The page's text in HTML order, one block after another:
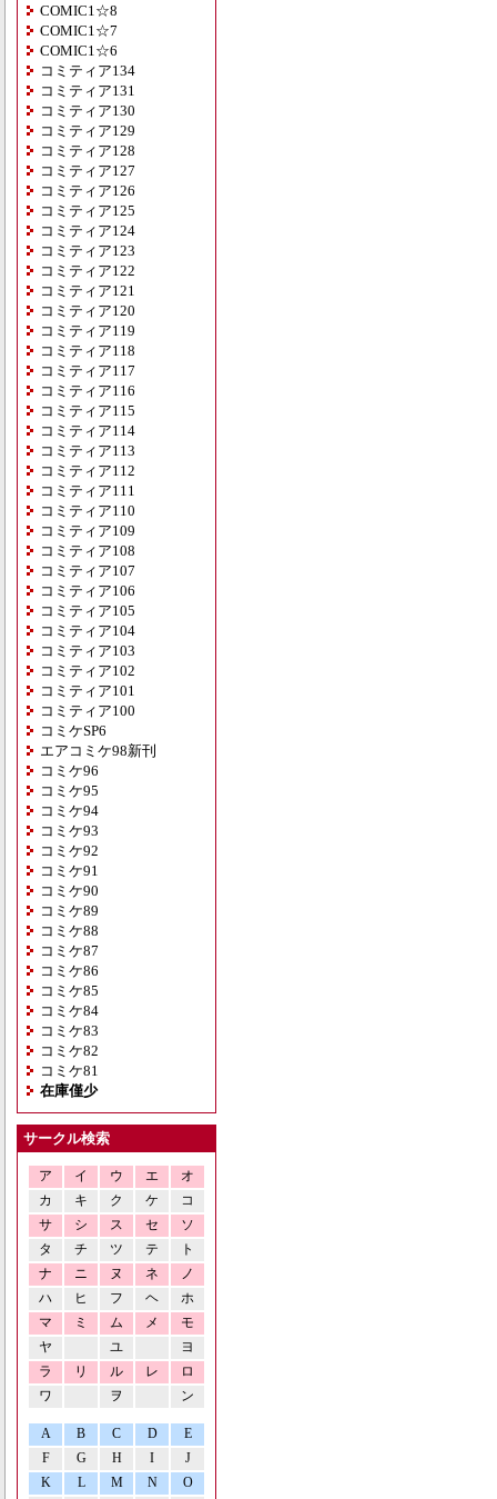
COMIC1☆8
COMIC1☆7
COMIC1☆6
コミティア134
コミティア131
コミティア130
コミティア129
コミティア128
コミティア127
コミティア126
コミティア125
コミティア124
コミティア123
コミティア122
コミティア121
コミティア120
コミティア119
コミティア118
コミティア117
コミティア116
コミティア115
コミティア114
コミティア113
コミティア112
コミティア111
コミティア110
コミティア109
コミティア108
コミティア107
コミティア106
コミティア105
コミティア104
コミティア103
コミティア102
コミティア101
コミティア100
コミケSP6
エアコミケ98新刊
コミケ96
コミケ95
コミケ94
コミケ93
コミケ92
コミケ91
コミケ90
コミケ89
コミケ88
コミケ87
コミケ86
コミケ85
コミケ84
コミケ83
コミケ82
コミケ81
在庫僅少
サークル検索
ア イ ウ エ
オ
カ
キ ク ケ
コ
サ
シ ス セ
ソ
タ
チ ツ テ
ト
ナ
ニ ヌ ネ
ノ
ハ
ヒ フ ヘ
ホ
マ
ミ ム メ
モ
ヤ
ユ
ヨ
ラ
リ ル レ
ロ
ワ
ヲ ン
A B C D
E
F
G H I
J
K
L M N O